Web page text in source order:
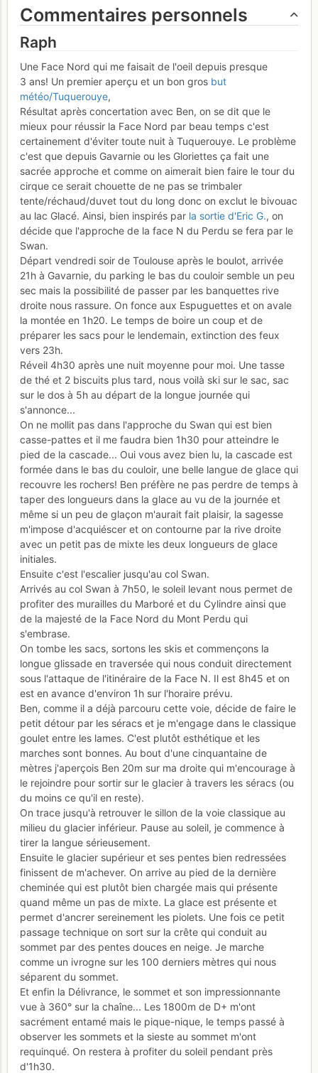
Commentaires personnels
Raph
Une Face Nord qui me faisait de l'oeil depuis presque
3 ans! Un premier aperçu et un bon gros but
météo/Tuquerouye,
Résultat après concertation avec Ben, on se dit que le
mieux pour réussir la Face Nord par beau temps c'est
certainement d'éviter toute nuit à Tuquerouye. Le problème
c'est que depuis Gavarnie ou les Gloriettes ça fait une
sacrée approche et comme on aimerait bien faire le tour du
cirque ce serait chouette de ne pas se trimbaler
tente/réchaud/duvet tout du long donc on exclut le bivouac
au lac Glacé. Ainsi, bien inspirés par la sortie d'Eric G., on
décide que l'approche de la face N du Perdu se fera par le
Swan.
Départ vendredi soir de Toulouse après le boulot, arrivée
21h à Gavarnie, du parking le bas du couloir semble un peu
sec mais la possibilité de passer par les banquettes rive
droite nous rassure. On fonce aux Espuguettes et on avale
la montée en 1h20. Le temps de boire un coup et de
préparer les sacs pour le lendemain, extinction des feux
vers 23h.
Réveil 4h30 après une nuit moyenne pour moi. Une tasse
de thé et 2 biscuits plus tard, nous voilà ski sur le sac, sac
sur le dos à 5h au départ de la longue journée qui
s'annonce...
On ne mollit pas dans l'approche du Swan qui est bien
casse-pattes et il me faudra bien 1h30 pour atteindre le
pied de la cascade... Oui vous avez bien lu, la cascade est
formée dans le bas du couloir, une belle langue de glace qui
recouvre les rochers! Ben préfère ne pas perdre de temps à
taper des longueurs dans la glace au vu de la journée et
même si un peu de glaçon m'aurait fait plaisir, la sagesse
m'impose d'acquiéscer et on contourne par la rive droite
avec un petit pas de mixte les deux longueurs de glace
initiales.
Ensuite c'est l'escalier jusqu'au col Swan.
Arrivés au col Swan à 7h50, le soleil levant nous permet de
profiter des murailles du Marboré et du Cylindre ainsi que
de la majesté de la Face Nord du Mont Perdu qui
s'embrase.
On tombe les sacs, sortons les skis et commençons la
longue glissade en traversée qui nous conduit directement
sous l'attaque de l'itinéraire de la Face N. Il est 8h45 et on
est en avance d'environ 1h sur l'horaire prévu.
Ben, comme il a déjà parcouru cette voie, décide de faire le
petit détour par les séracs et je m'engage dans le classique
goulet entre les lames. C'est plutôt esthétique et les
marches sont bonnes. Au bout d'une cinquantaine de
mètres j'aperçois Ben 20m sur ma droite qui m'encourage à
le rejoindre pour sortir sur le glacier à travers les séracs (ou
du moins ce qu'il en reste).
On trace jusqu'à retrouver le sillon de la voie classique au
milieu du glacier inférieur. Pause au soleil, je commence à
tirer la langue sérieusement.
Ensuite le glacier supérieur et ses pentes bien redressées
finissent de m'achever. On arrive au pied de la dernière
cheminée qui est plutôt bien chargée mais qui présente
quand même un pas de mixte. La glace est présente et
permet d'ancrer sereinement les piolets. Une fois ce petit
passage technique on sort sur la crête qui conduit au
sommet par des pentes douces en neige. Je marche
comme un ivrogne sur les 100 derniers mètres qui nous
séparent du sommet.
Et enfin la Délivrance, le sommet et son impressionnante
vue à 360° sur la chaîne... Les 1800m de D+ m'ont
sacrément entamé mais le pique-nique, le temps passé à
observer les sommets et la sieste au sommet m'ont
requinqué. On restera à profiter du soleil pendant près
d'1h30.